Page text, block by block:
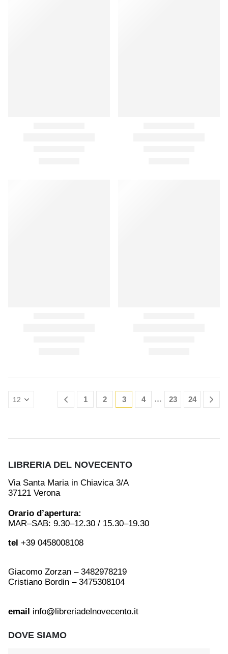
1 2 3 4 … 23 24
LIBRERIA DEL NOVECENTO
Via Santa Maria in Chiavica 3/A
37121 Verona
Orario d’apertura:
MAR–SAB: 9.30–12.30 / 15.30–19.30
tel +39 0458008108
Giacomo Zorzan – 3482978219
Cristiano Bordin – 3475308104
email info@libreriadelnovecento.it
DOVE SIAMO